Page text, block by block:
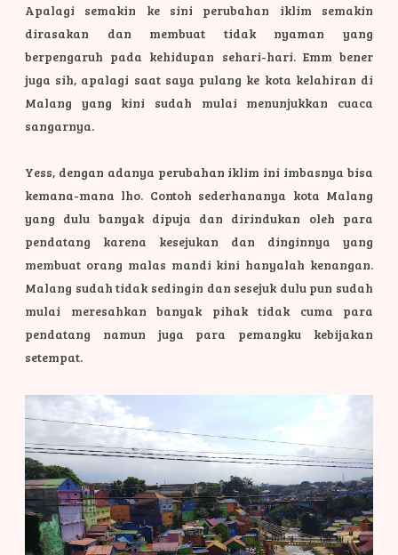
Apalagi semakin ke sini perubahan iklim semakin
dirasakan dan membuat tidak nyaman yang
berpengaruh pada kehidupan sehari-hari. Emm bener
juga sih, apalagi saat saya pulang ke kota kelahiran di
Malang yang kini sudah mulai menunjukkan cuaca
sangarnya.
Yess, dengan adanya perubahan iklim ini imbasnya bisa
kemana-mana lho. Contoh sederhananya kota Malang
yang dulu banyak dipuja dan dirindukan oleh para
pendatang karena kesejukan dan dinginnya yang
membuat orang malas mandi kini hanyalah kenangan.
Malang sudah tidak sedingin dan sesejuk dulu pun sudah
mulai meresahkan banyak pihak tidak cuma para
pendatang namun juga para pemangku kebijakan
setempat.